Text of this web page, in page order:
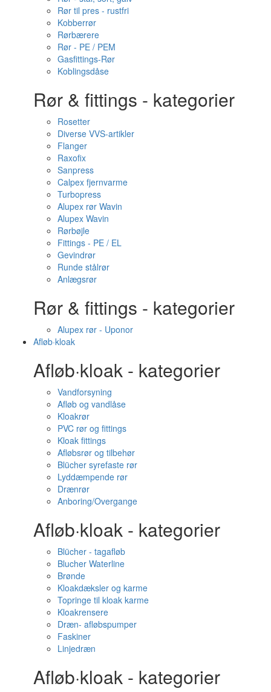
Rør til pres - rustfri
Kobberrør
Rørbærere
Rør - PE / PEM
Gasfittings-Rør
Koblingsdåse
Rør & fittings - kategorier
Rosetter
Diverse VVS-artikler
Flanger
Raxofix
Sanpress
Calpex fjernvarme
Turbopress
Alupex rør Wavin
Alupex Wavin
Rørbøjle
Fittings - PE / EL
Gevindrør
Runde stålrør
Anlægsrør
Rør & fittings - kategorier
Alupex rør - Uponor
Afløb·kloak
Afløb·kloak - kategorier
Vandforsyning
Afløb og vandlåse
Kloakrør
PVC rør og fittings
Kloak fittings
Afløbsrør og tilbehør
Blücher syrefaste rør
Lyddæmpende rør
Drænrør
Anboring/Overgange
Afløb·kloak - kategorier
Blücher - tagafløb
Blucher Waterline
Brønde
Kloakdæksler og karme
Topringe til kloak karme
Kloakrensere
Dræn- afløbspumper
Faskiner
Linjedræn
Afløb·kloak - kategorier